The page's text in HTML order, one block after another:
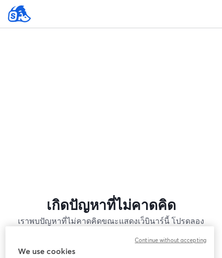
เกิดปัญหาที่ไม่คาดคิด
เราพบปัญหาที่ไม่คาดคิดขณะแสดงเว็บินาร์นี้ โปรดลอง
We use cookies
Continue without accepting